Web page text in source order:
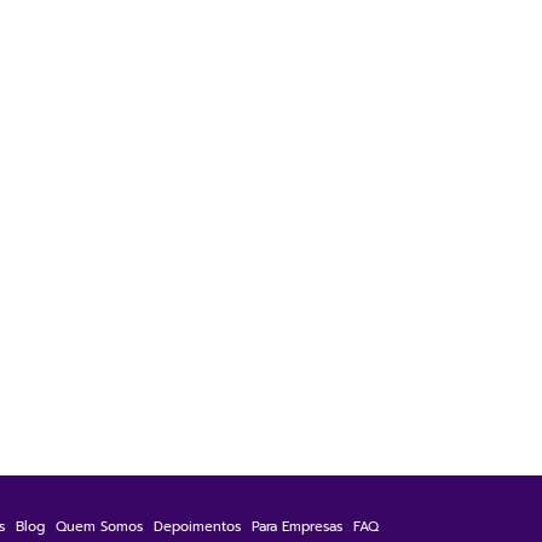
Blog Quem Somos Depoimentos Para Empresas FAQ